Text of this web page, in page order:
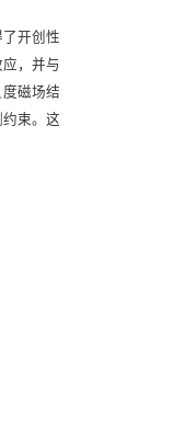
开创性
，并与
磁场结
束。这